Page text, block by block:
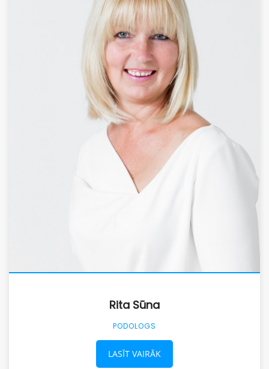
Rita Sūna
PODOLOGS
LASĪT VAIRĀK